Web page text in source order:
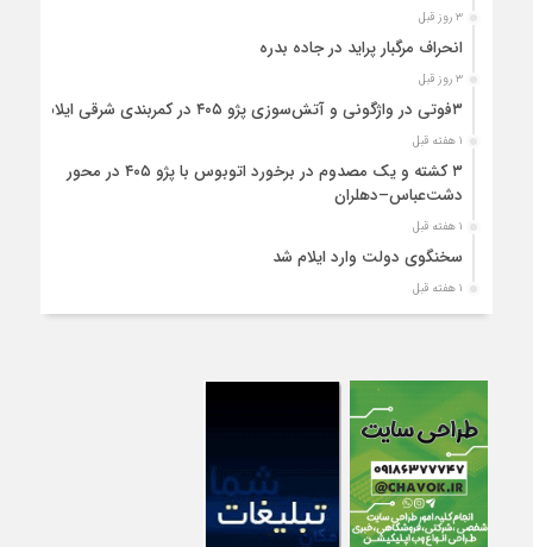
۳ روز قبل
انحراف مرگبار پراید در جاده بدره
۳ روز قبل
۳فوتی در واژگونی و آتش‌سوزی پژو ۴۰۵ در کمربندی شرقی ایلام
۱ هفته قبل
۳ کشته و یک مصدوم در برخورد اتوبوس با پژو ۴۰۵ در محور
دشت‌عباس–دهلران
۱ هفته قبل
سخنگوی دولت وارد ایلام شد
۱ هفته قبل
استقرار ۷۱۴ دستگاه اتوبوس در پایانه برکت مهران برای بازگشت
واژگونی مرگبار پژوپارس در محور دهلران/ ۴ زائر اربعین جان باختند
۱ هفته قبل
۴کشته و یک مصدوم در حادثه مرگبار واژگونی خودرو پژو پارس در
دهلران
۱ هفته قبل